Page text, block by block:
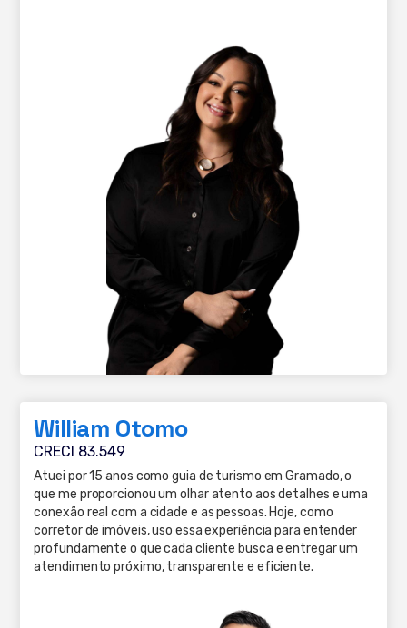
William Otomo
CRECI 83.549
Atuei por 15 anos como guia de turismo em Gramado, o
que me proporcionou um olhar atento aos detalhes e uma
conexão real com a cidade e as pessoas. Hoje, como
corretor de imóveis, uso essa experiência para entender
profundamente o que cada cliente busca e entregar um
atendimento próximo, transparente e eficiente.